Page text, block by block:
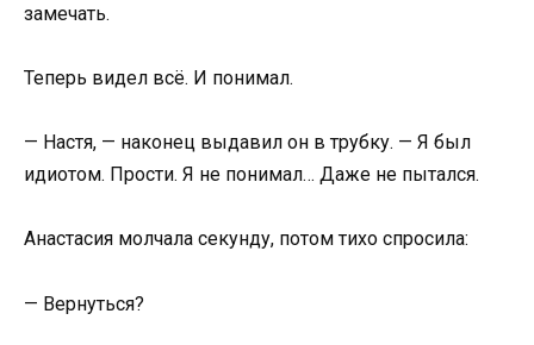
замечать.
Теперь видел всё. И понимал.
— Настя, — наконец выдавил он в трубку. — Я был
идиотом. Прости. Я не понимал… Даже не пытался.
Анастасия молчала секунду, потом тихо спросила:
— Вернуться?